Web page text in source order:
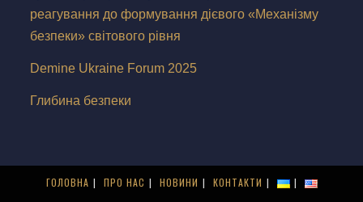
реагування до формування дієвого «Механізму
безпеки» світового рівня
Demine Ukraine Forum 2025
Глибина безпеки
ГОЛОВНА ПРО НАС НОВИНИ КОНТАКТИ